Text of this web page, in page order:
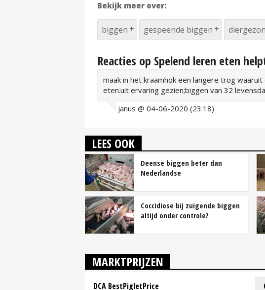
Bekijk meer over:
biggen gespeende biggen
Reacties op Spelend leren eten
maak in het kraamhok een langere trog
eten.uit ervaring gezien;biggen van 32
janus @ 04-06-2020 (23:18)
LEES OOK
Deense biggen beter dan
Nederlandse
Coccidiose bij zuigende biggen
altijd onder controle?
MARKTPRIJZEN
DCA BestPigletPrice